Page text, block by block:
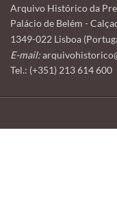
Arquivo Histórico da
Palácio de Belém -
1349-022 Lisboa
E-mail:
Tel.: (+351) 213 614 600